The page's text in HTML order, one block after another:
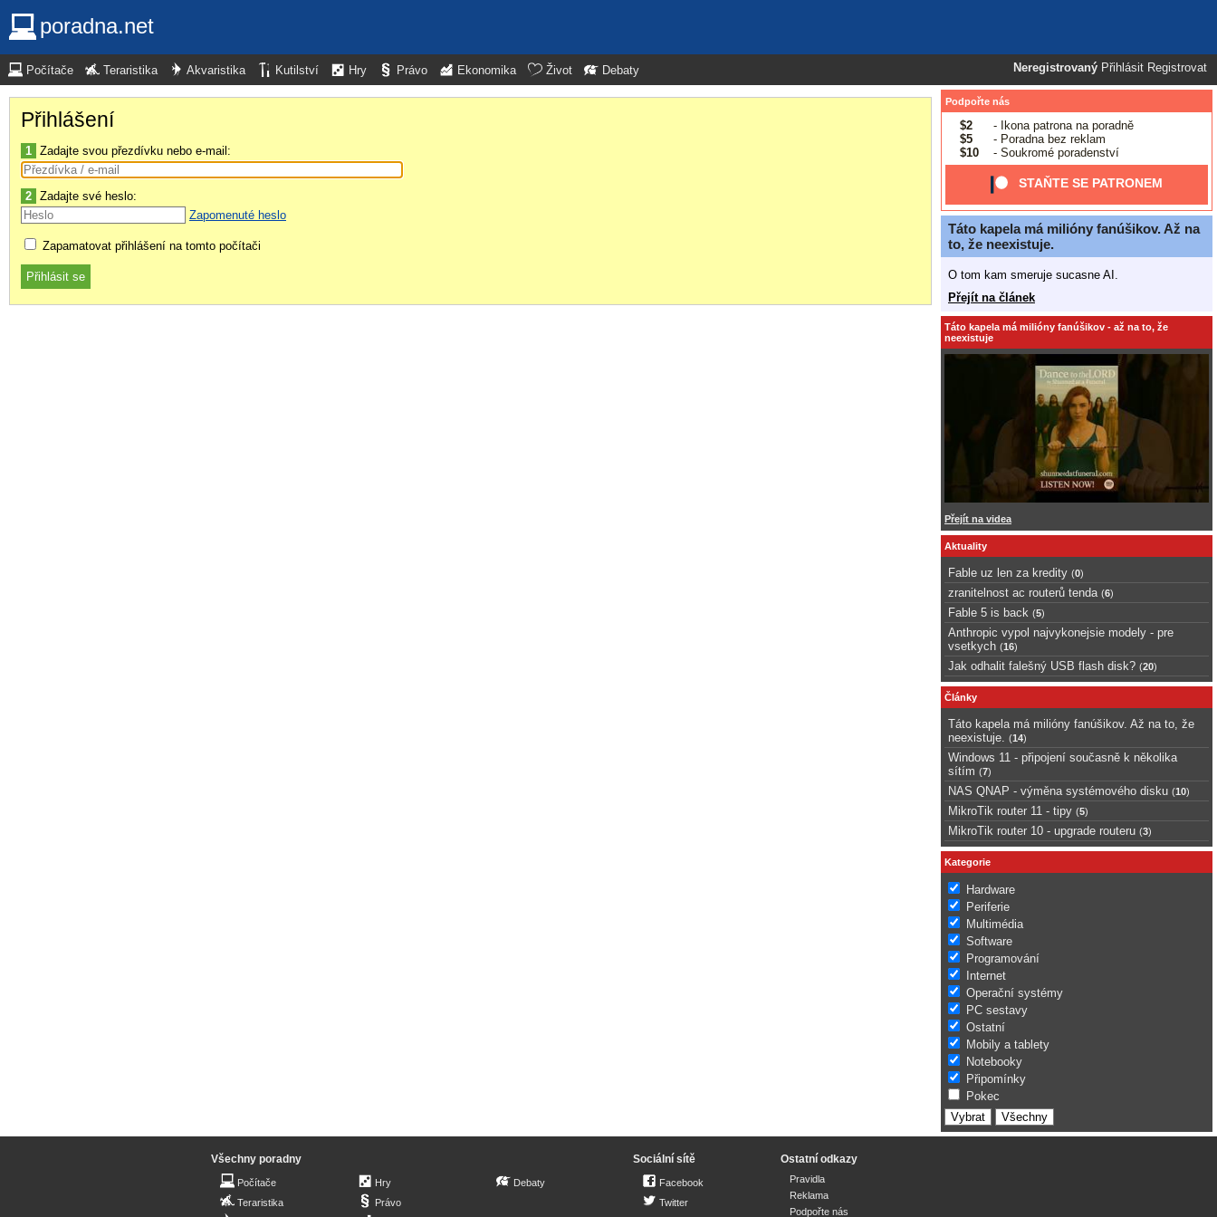
poradna.net
Neregistrovaný Přihlásit Registrovat
Počítače Teraristika Akvaristika Kutilství Hry Právo Ekonomika Život Debaty
Přihlášení
1 Zadajte svou přezdívku nebo e-mail:
2 Zadajte své heslo:
Zapomenuté heslo
Zapamatovat přihlášení na tomto počítači
Podpořte nás
$2
- Ikona patrona na poradně
$5
- Poradna bez reklam
$10
- Soukromé poradenství
STAŇTE SE PATRONEM
Táto kapela má milióny fanúšikov. Až na
to, že neexistuje.
O tom kam smeruje sucasne AI.
Přejít na článek
Táto kapela má milióny fanúšikov - až na to, že
neexistuje
Přejít na videa
Aktuality
Fable uz len za kredity (0)
zranitelnost ac routerů tenda (6)
Fable 5 is back (5)
Anthropic vypol najvykonejsie modely - pre
vsetkych (16)
Jak odhalit falešný USB flash disk? (20)
Články
Táto kapela má milióny fanúšikov. Až na to, že
neexistuje.
(14)
Windows 11 - připojení současně k několika
sítím (7)
NAS QNAP - výměna systémového disku (10)
MikroTik router 11 - tipy (5)
MikroTik router 10 - upgrade routeru (3)
Kategorie
Hardware
Periferie
Multimédia
Software
Programování
Internet
Operační systémy
PC sestavy
Ostatní
Mobily a tablety
Notebooky
Připomínky
Pokec
Všechny poradny
Počítače
Teraristika
Hry
Právo
Debaty
Sociální sítě
Facebook
Twitter
Ostatní odkazy
Pravidla
Reklama
Podpořte nás